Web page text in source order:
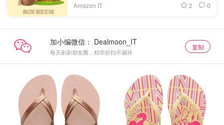
Amazon IT 2 0
加小编微信：
每天刷刷朋友圈，精华折扣不漏掉
复制